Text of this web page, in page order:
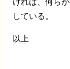
している。
以上